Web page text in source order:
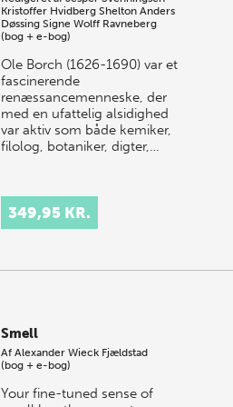
Kristoffer Hvidberg Shelton Anders
Døssing Signe Wolff Ravneberg
(bog + e-bog)
Ole Borch (1626-1690) var et
fascinerende
renæssancemenneske, der
med en ufattelig alsidighed
var aktiv som både kemiker,
filolog, botaniker, digter,…
349,95 KR.
Smell
AfAlexander Wieck Fjældstad
(bog + e-bog)
Your fine-tuned sense of